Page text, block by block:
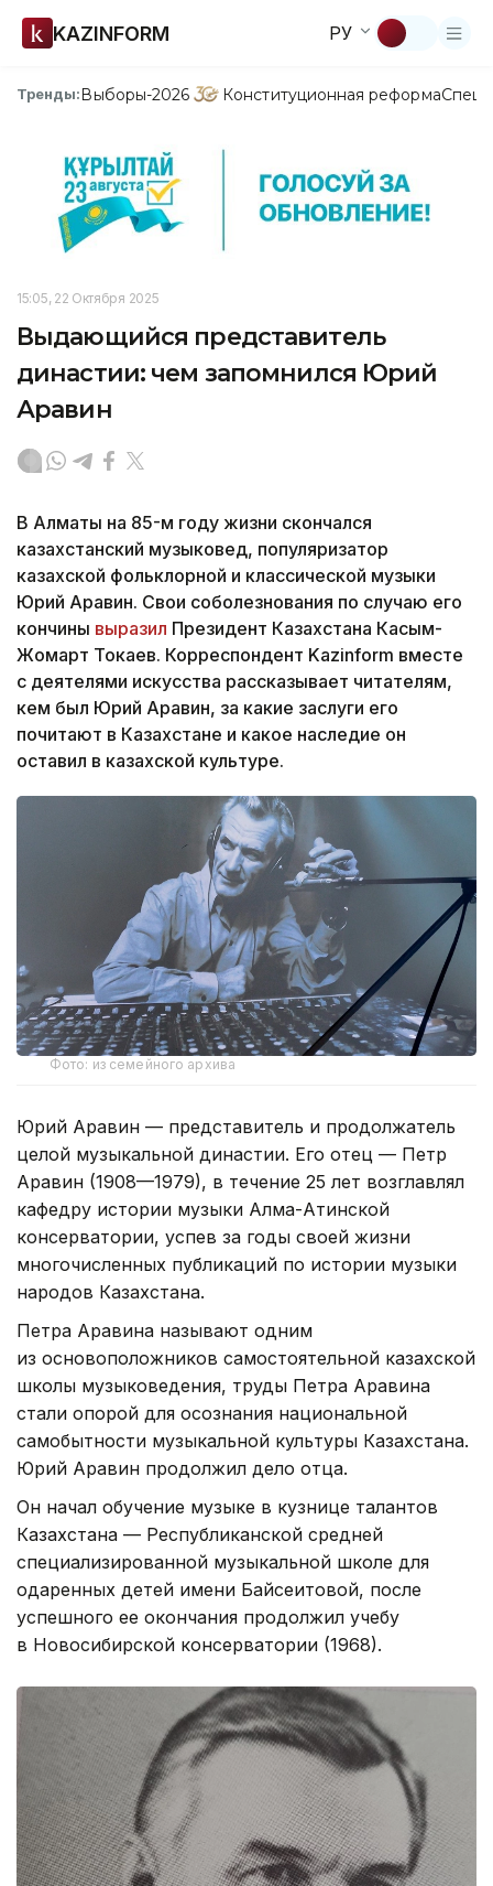
KAZINFORM РУ
Тренды:Выборы-2026 Конституционная реформа
15:05, 22 Октября 2025
Выдающийся представитель
династии: чем запомнился Юрий
Аравин
В Алматы на 85-м году жизни скончался
казахстанский музыковед, популяризатор
казахской фольклорной и классической музыки
Юрий Аравин. Свои соболезнования по случаю его
кончины выразил Президент Казахстана Касым-
Жомарт Токаев. Корреспондент Kazinform вместе
с деятелями искусства рассказывает читателям,
кем был Юрий Аравин, за какие заслуги его
почитают в Казахстане и какое наследие он
оставил в казахской культуре.
Фото: из семейного архива
Юрий Аравин — представитель и продолжатель
целой музыкальной династии. Его отец — Петр
Аравин (1908—1979), в течение 25 лет возглавлял
кафедру истории музыки Алма-Атинской
консерватории, успев за годы своей жизни
многочисленных публикаций по истории музыки
народов Казахстана.
Петра Аравина называют одним
из основоположников самостоятельной казахской
школы музыковедения, труды Петра Аравина
стали опорой для осознания национальной
самобытности музыкальной культуры Казахстана.
Юрий Аравин продолжил дело отца.
Он начал обучение музыке в кузнице талантов
Казахстана — Республиканской средней
специализированной музыкальной школе для
одаренных детей имени Байсеитовой, после
успешного ее окончания продолжил учебу
в Новосибирской консерватории (1968).